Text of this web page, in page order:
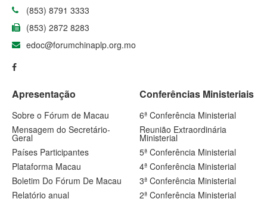
(853) 8791 3333
(853) 2872 8283
edoc@forumchinaplp.org.mo
Apresentação
Sobre o Fórum de Macau
Mensagem do Secretário-
Geral
Países Participantes
Plataforma Macau
Boletim Do Fórum De Macau
Relatório anual
Conferências Ministeriais
6ª Conferência Ministerial
Reunião Extraordinária
Ministerial
5ª Conferência Ministerial
4ª Conferência Ministerial
3ª Conferência Ministerial
2ª Conferência Ministerial